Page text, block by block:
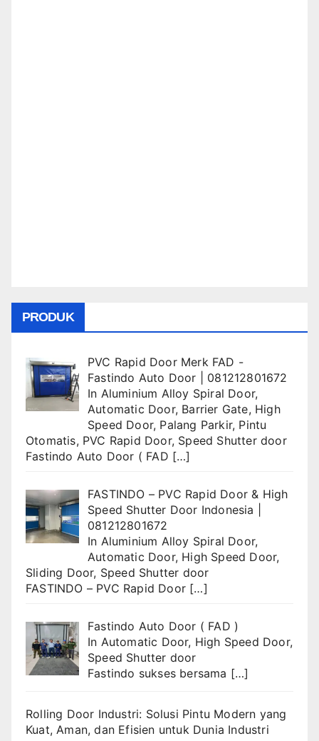
PRODUK
PVC Rapid Door Merk FAD -
Fastindo Auto Door | 081212801672
In Aluminium Alloy Spiral Door,
Automatic Door, Barrier Gate, High
Speed Door, Palang Parkir, Pintu
Otomatis, PVC Rapid Door, Speed Shutter door
Fastindo Auto Door ( FAD […]
FASTINDO – PVC Rapid Door & High
Speed Shutter Door Indonesia |
081212801672
In Aluminium Alloy Spiral Door,
Automatic Door, High Speed Door,
Sliding Door, Speed Shutter door
FASTINDO – PVC Rapid Door […]
Fastindo Auto Door ( FAD )
In Automatic Door, High Speed Door,
Speed Shutter door
Fastindo sukses bersama […]
Rolling Door Industri: Solusi Pintu Modern yang
Kuat, Aman, dan Efisien untuk Dunia Industri